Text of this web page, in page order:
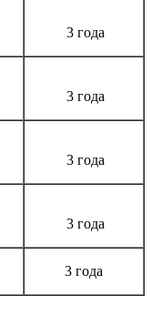
3 года
3 года
3 года
3 года
3 года